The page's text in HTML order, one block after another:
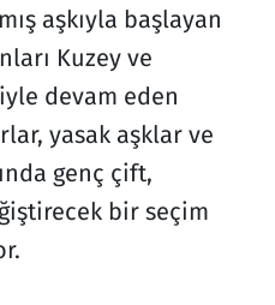
aşkıyla başlayan
Kuzey ve
devam eden
yasak aşklar ve
genç çift,
bir seçim